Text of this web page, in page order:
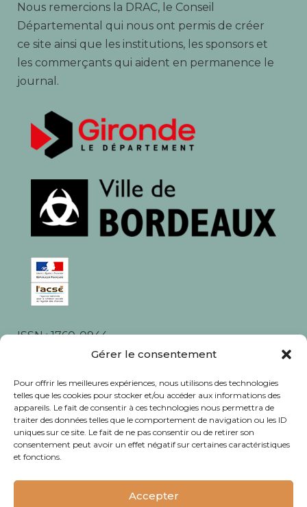
Gérer le consentement
Pour offrir les meilleures expériences, nous utilisons des technologies
telles que les cookies pour stocker et/ou accéder aux informations des
appareils. Le fait de consentir à ces technologies nous permettra de
traiter des données telles que le comportement de navigation ou les ID
uniques sur ce site. Le fait de ne pas consentir ou de retirer son
consentement peut avoir un effet négatif sur certaines caractéristiques
et fonctions.
Accepter
Nous remercions la DRAC, le Conseil
Départemental qui nous ont permis de créer
ce site ainsi que les institutions, les sponsors et
les commerçants qui aident en permanence le
journal.
ISSN : 1760-0944
Rédaction, photos et corrections : habitants et
© Journal Bacalan 2024 - Tous droits